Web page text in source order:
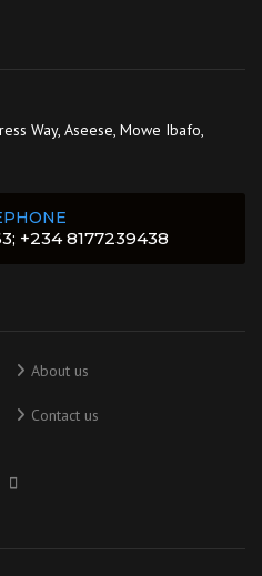
Way, Aseese, Mowe Ibafo,
+234 8177239438
About us
Contact us